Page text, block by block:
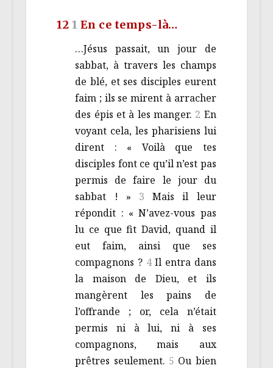
12 1 En ce temps-là…
…Jésus passait, un jour de
sabbat, à travers les champs
de blé, et ses disciples eurent
faim ; ils se mirent à arracher
des épis et à les manger. 2 En
voyant cela, les pharisiens lui
dirent : « Voilà que tes
disciples font ce qu’il n’est pas
permis de faire le jour du
sabbat ! » 3Mais il leur
répondit : « N’avez-vous pas
lu ce que fit David, quand il
eut faim, ainsi que ses
compagnons ? 4Il entra dans
la maison de Dieu, et ils
mangèrent les pains de
l’offrande ; or, cela n’était
permis ni à lui, ni à ses
compagnons, mais aux
prêtres seulement. 5 Ou bien